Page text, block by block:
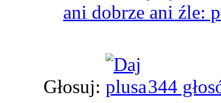
ani dobrze ani źle:
Głosuj: 344